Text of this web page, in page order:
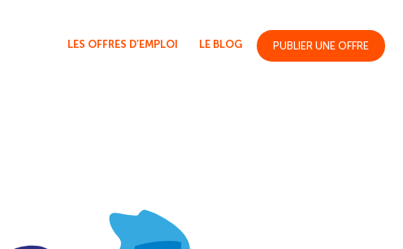
LES OFFRES D’EMPLOI LE BLOG PUBLIER UNE OFFRE